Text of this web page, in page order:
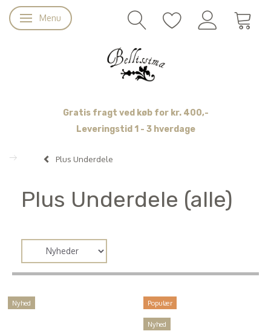
Skifte navigation
Menu
Gratis fragt ved køb for kr. 400,-
Leveringstid 1 - 3 hverdage
Plus Underdele
Plus Underdele (alle)
Nyhed Populær
Nyhed